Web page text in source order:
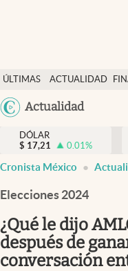
ÚLTIMAS
NOTICIAS
ACTUALIDAD
Actualidad
Actualidad
Finanzas y economía
Dólar y mercados
Pc y celular
Vida y estilo
DÓLAR
$ 17,21 0.01%
Cronista México
Elecciones 2024
¿Qué le dijo
después de
conversación